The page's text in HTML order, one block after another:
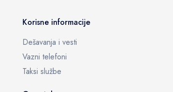
Korisne informacije
Dešavanja i vesti
Vazni telefoni
Taksi službe